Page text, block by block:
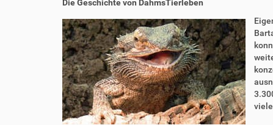
Die Geschichte von DahmsTierleben